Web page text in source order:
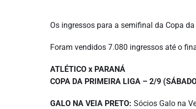
Os ingressos para a semifinal da Copa
Foram vendidos 7.080 ingressos até o
ATLÉTICO x PARANÁ
COPA DA PRIMEIRA LIGA – 2/9
GALO NA VEIA PRETO: Sócios Galo na